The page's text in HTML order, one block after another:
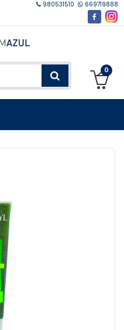
980531510 669719888
0